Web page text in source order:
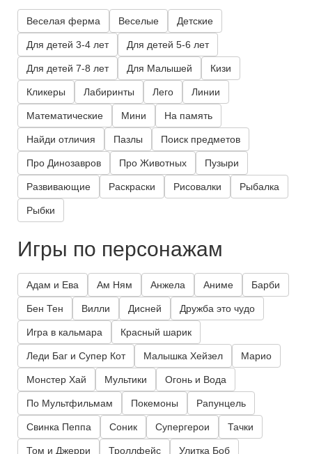
Веселая ферма Веселые Детские
Для детей 3-4 лет Для детей 5-6 лет
Для детей 7-8 лет Для Малышей Кизи
Кликеры Лабиринты Лего Линии
Математические Мини На память
Найди отличия Пазлы Поиск предметов
Про Динозавров Про Животных Пузыри
Развивающие Раскраски Рисовалки Рыбалка
Рыбки
Игры по персонажам
Адам и Ева Ам Ням Анжела Аниме Барби
Бен Тен Вилли Дисней Дружба это чудо
Игра в кальмара Красный шарик
Леди Баг и Супер Кот Малышка Хейзел Марио
Монстер Хай Мультики Огонь и Вода
По Мультфильмам Покемоны Рапунцель
Свинка Пеппа Соник Супергерои Тачки
Том и Джерри Троллфейс Улитка Боб